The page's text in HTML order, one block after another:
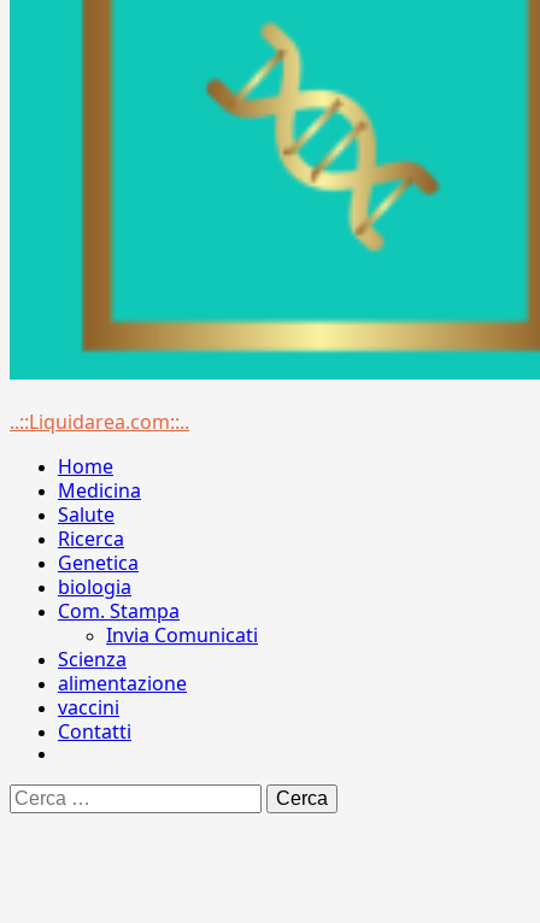
Menu
..::Liquidarea.com::..
Home
Medicina
Salute
Ricerca
Genetica
biologia
Com. Stampa
Invia Comunicati
Scienza
alimentazione
vaccini
Contatti
Ricerca
per: